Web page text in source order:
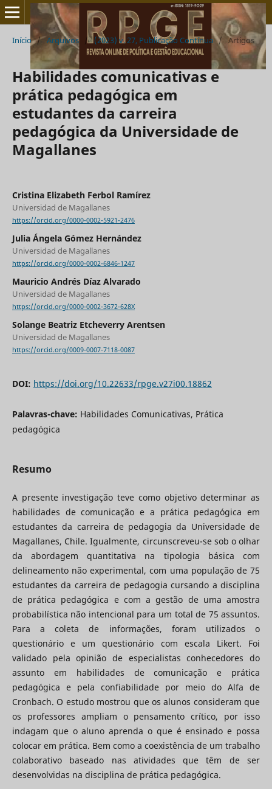
Início / Arquivos / (2023) v. 27, Publicação Contínua / Artigos
Habilidades comunicativas e
prática pedagógica em
estudantes da carreira
pedagógica da Universidade de
Magallanes
Cristina Elizabeth Ferbol Ramírez
Universidad de Magallanes
https://orcid.org/0000-0002-5921-2476
Julia Ángela Gómez Hernández
Universidad de Magallanes
https://orcid.org/0000-0002-6846-1247
Mauricio Andrés Díaz Alvarado
Universidad de Magallanes
https://orcid.org/0000-0002-3672-628X
Solange Beatriz Etcheverry Arentsen
Universidad de Magallanes
https://orcid.org/0009-0007-7118-0087
DOI: https://doi.org/10.22633/rpge.v27i00.18862
Palavras-chave: Habilidades Comunicativas, Prática
pedagógica
Resumo
A presente investigação teve como objetivo determinar as
habilidades de comunicação e a prática pedagógica em
estudantes da carreira de pedagogia da Universidade de
Magallanes, Chile. Igualmente, circunscreveu-se sob o olhar
da abordagem quantitativa na tipologia básica com
delineamento não experimental, com uma população de 75
estudantes da carreira de pedagogia cursando a disciplina
de prática pedagógica e com a gestão de uma amostra
probabilística não intencional para um total de 75 assuntos.
Para a coleta de informações, foram utilizados o
questionário e um questionário com escala Likert. Foi
validado pela opinião de especialistas conhecedores do
assunto em habilidades de comunicação e prática
pedagógica e pela confiabilidade por meio do Alfa de
Cronbach. O estudo mostrou que os alunos consideram que
os professores ampliam o pensamento crítico, por isso
indagam que o aluno aprenda o que é ensinado e possa
colocar em prática. Bem como a coexistência de um trabalho
colaborativo baseado nas atividades que têm de ser
desenvolvidas na disciplina de prática pedagógica.